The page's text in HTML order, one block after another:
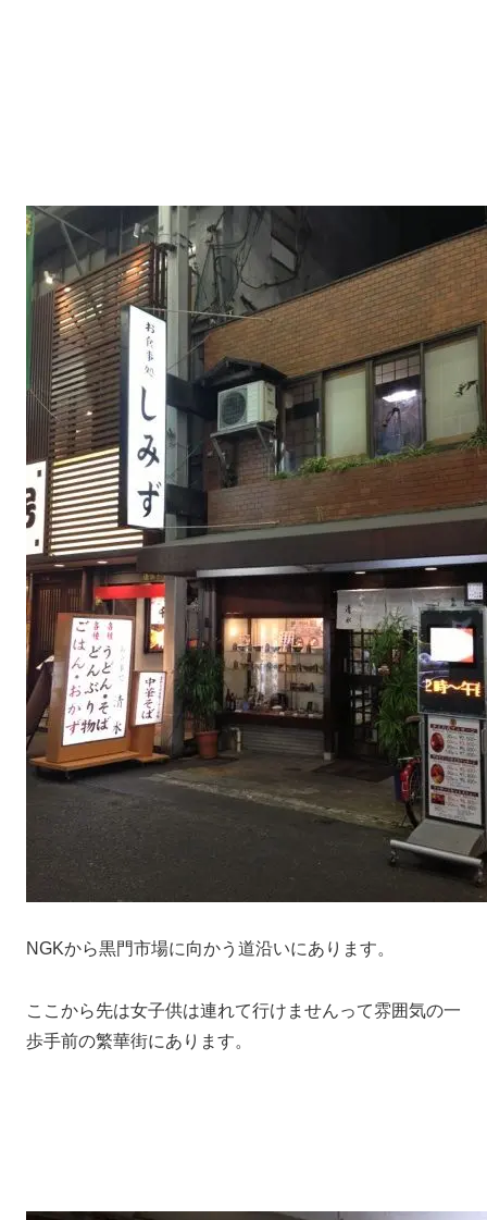
NGKから黒門市場に向かう道沿いにあります。
ここから先は女子供は連れて行けませんって雰囲気の一
歩手前の繁華街にあります。